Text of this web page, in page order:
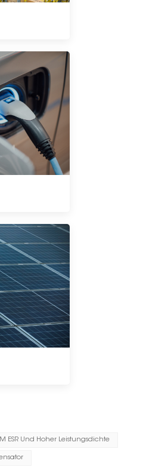
ESR Und Hoher Leistungsdichte